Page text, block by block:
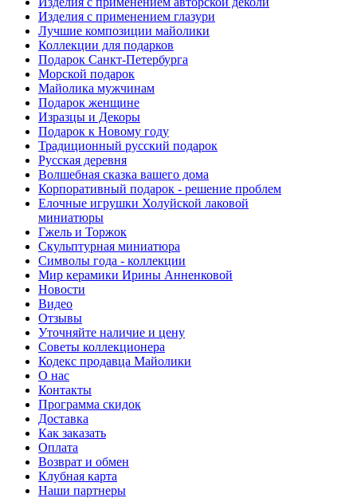
Изделия с применением глазури
Лучшие композиции майолики
Коллекции для подарков
Подарок Санкт-Петербурга
Морской подарок
Майолика мужчинам
Подарок женщине
Изразцы и Декоры
Подарок к Новому году
Традиционный русский подарок
Русская деревня
Волшебная сказка вашего дома
Корпоративный подарок - решение проблем
Елочные игрушки Холуйской лаковой
миниатюры
Гжель и Торжок
Скульптурная миниатюра
Символы года - коллекции
Мир керамики Ирины Анненковой
Новости
Видео
Отзывы
Уточняйте наличие и цену
Советы коллекционера
Кодекс продавца Майолики
О нас
Контакты
Программа скидок
Доставка
Как заказать
Оплата
Возврат и обмен
Клубная карта
Наши партнеры